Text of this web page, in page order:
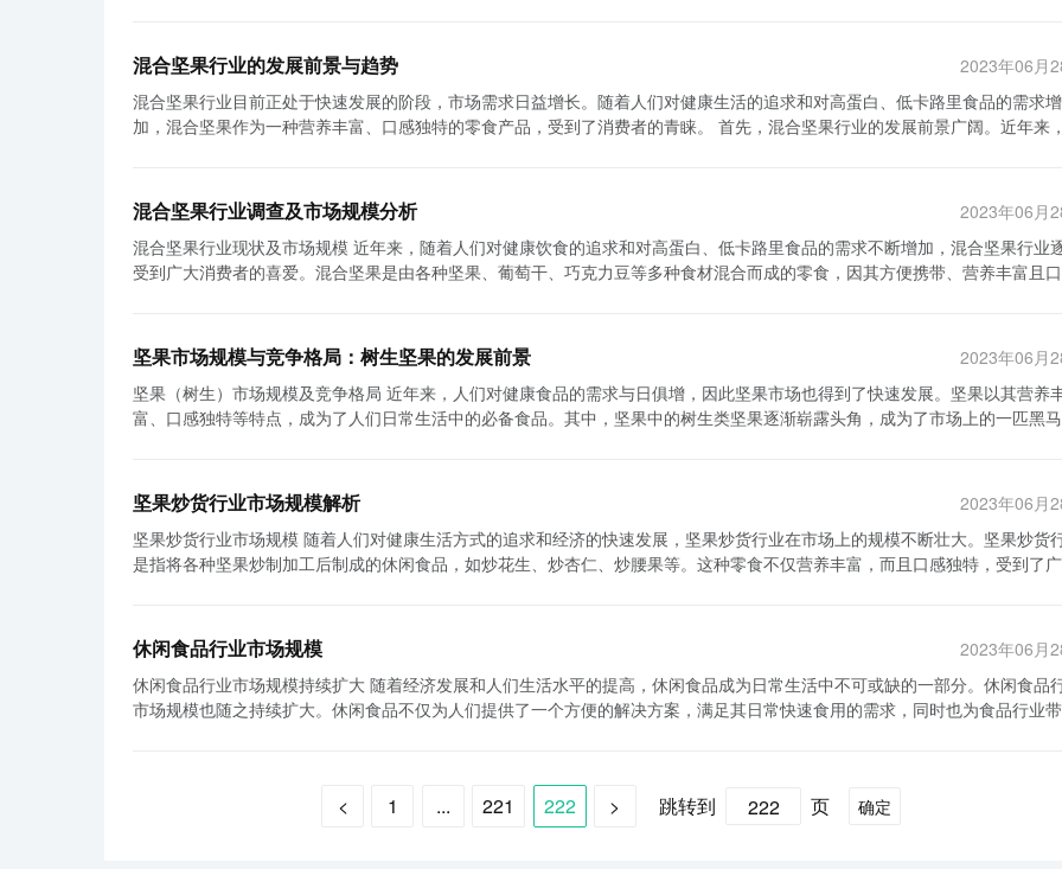
者需求，实现可持续发展。
行营销推广，不断扩大市场份额。此外，坚果龙头企业还注重渠道拓展和品牌合作，积极开展促销活动和品牌推广，提高市场
力。他们将传统的销售渠道和线上线下结合，实现了销售的多元化和全渠道覆盖。 最后，供应链管理是坚果龙头企业竞争实力的重
要保障。这些企业注重供应链整合和协同，建立高效的供应链网络。他们与供应商建立长期稳定的合作关系，保证原材料的质量
供应的稳定性。同时，他们也不断优化物流配送，提高产品的运输效率和服务水平。这种完善的供应链管理使得坚果龙头企业
强自身的竞争力，进一步稳固其在行业中的领导地位。同时，其他企业也将不断努力提升自身的竞争实力，推动整个坚果行业
陈出新才能保持竞争力。另一方面，混合坚果行业也面临着来自其他种类零食的竞争，如薯片、饼干等。这些零食与混合坚果相
比，具有更多的品类和更具成本优势，所以常常成为消费者的替代选择。 其次，混合坚果行业的竞争均衡程度较高。目前市场上存
在多个知名品牌，如五谷道场、夏威夷果等，它们以不同的口味、包装和价格来吸引消费者。这种竞争均衡意味着消费者有更多
选择，同时也使得品牌之间难以建立明显的差异化优势。因此，品牌的核心竞争力往往集中在产品质量和口味的研发上，以及
随着电商行业的迅速崛起，越来越多的消费者习惯于通过网上购物，这为混合坚果品牌提供了更广阔的销售渠道。最后，创新
的不断推出将为行业带来新的增长点。消费者对多样化口味和质量的要求不断提高，只有不断创新，推出具有差异化竞争力的产
品，才能在竞争中保持优势。 综上所述，混合坚果行业目前竞争激烈，但竞争格局相对均衡。未来，混合坚果行业有望继续保持快
速增长的态势。要在竞争中占据一席之地，品牌需要注重产品质量和口味的研发，与渠道合作伙伴加强合作。同时，创新和差
混合坚果行业的发展前景与趋势
2023年06月
混合坚果行业目前正处于快速发展的阶段，市场需求日益增长。随着人们对健康生活的追求和对高蛋白、低卡路里食品的需求增
加，混合坚果作为一种营养丰富、口感独特的零食产品，受到了消费者的青睐。 首先，混合坚果行业的发展前景广阔。近年来，随
其受欢迎的原因之一，不同种类的坚果搭配在一起，既增加了口感的层次感，也丰富了消费者的选择。 其次，混合坚果行业存在一
些发展趋势。首先，消费者对于混合坚果的健康性要求越来越高。人们对于食品安全和营养健康的关注度提高，对于无添加剂
糖低盐的混合坚果产品的需求不断增加。因此，未来的发展趋势之一是推出更加健康、天然的混合坚果产品。 此外，混合坚果行业
还面临着市场细分的趋势。随着消费者的需求多样化，市场上出现了一些专注于特定人群的混合坚果品牌，如面向女性、面向儿
供个性化的产品和服务。电商销售还可以实现更广泛的覆盖，突破地域限制，拓展销售渠道。 然而，混合坚果行业也面临着一些挑
战。首先，市场竞争激烈。随着行业的发展，市场上涌现了许多混合坚果品牌，竞争压力不断增大。企业需要通过不断创新，提
产品品质和口感，建立独特的品牌形象，才能在激烈的竞争中取胜。 其次，原材料成本上升是另一个挑战。混合坚果的主要原材料
是各种坚果，不同品种的坚果价格波动较大。另外，季节因素也会影响原材料价格。因此，企业需要灵活应对市场波动，合理
争和原材料价格的挑战，实现可持续发展。
混合坚果行业调查及市场规模分析
2023年06月
混合坚果行业现状及市场规模 近年来，随着人们对健康饮食的追求和对高蛋白、低卡路里食品的需求不断增加，混合坚果行业逐渐
受到广大消费者的喜爱。混合坚果是由各种坚果、葡萄干、巧克力豆等多种食材混合而成的零食，因其方便携带、营养丰富且
果产品不仅丰富了坚果的种类和口感，而且能够提供多种营养物质，满足人们日常所需。消费者通过选购混合坚果产品，不仅
享受到丰富的口味体验，还能摄入多种营养物质，满足自身需求。 目前，混合坚果行业已经取得了较大的市场规模。根据市场调研
数据显示，混合坚果的市场规模在逐年增加，预计未来几年仍将保持高速增长势头。混合坚果行业的市场规模主要受到人们对健
饮食的追求、快节奏生活的需求以及年轻人对时尚零食的消费影响。另外，随着混合坚果产品不断创新和提升消费者的购买力
的生产大国，具备得天独厚的资源和技术优势。中国的混合坚果产品在国际市场的竞争中具有一定的优势，已经成为海外消费
买的热门产品之一。同时，国际市场对于健康零食的需求也逐渐增加，混合坚果作为一种兼具健康和美味的零食，具有较大的发
潜力。 在未来，混合坚果行业还将面临一些挑战。首先，近年来食品安全问题频发，消费者对于食品的安全和质量要求越来越高，
混合坚果企业需要加强自身的质量控制体系，提高产品的品质和安全性。其次，混合坚果行业的市场竞争也将日趋激烈，企业
不断扩大。混合坚果产品通过多样化、营养丰富和方便携带等特点吸引了越来越多的消费者。随着人们对健康零食的追求和生
品牌形象和市场创新，以确保自身的竞争力和发展潜力。
坚果市场规模与竞争格局：树生坚果的发展前景
2023年06月
坚果（树生）市场规模及竞争格局 近年来，人们对健康食品的需求与日俱增，因此坚果市场也得到了快速发展。坚果以其营养丰
富、口感独特等特点，成为了人们日常生活中的必备食品。其中，坚果中的树生类坚果逐渐崭露头角，成为了市场上的一匹黑
首选。据市场研究报告显示，2019年全球坚果市场总规模超过1500亿美元，其中树生类坚果占据了相当大的份额。中国作为全
最大的坚果消费市场，树生类坚果的市场规模也在不断扩大。特别是在近几年，随着人们更加注重健康和养生，树生类坚果市
现出了爆发式增长的态势。 其次，我们来分析一下坚果（树生）市场的竞争格局。随着市场规模的扩大，坚果（树生）行业也越来
越受到资本的关注。很多企业纷纷涌入这个行业，推出了各种各样的坚果产品。作为一种食品类别，坚果（树生）行业的竞争
己的品牌形象，争取更多的市场份额。 在品质方面，消费者对于坚果产品的口感和品质要求越来越高。一方面，坚果企业需要确保
其产品的新鲜度和口感，以满足消费者的需求。另一方面，坚果企业还需要关注产品安全和质检问题，保证产品质量达到标准。 在
价格方面，不同企业的产品价格差异较大。一些高端品牌产品价格相对较高，而一些平价品牌则以价格优势吸引消费者。消费
根据自身的消费能力和需求来选择适合自己的产品。 此外，坚果（树生）行业还面临着来自其他竞争对手的挑战。例如，水果干、
选择。未来，坚果（树生）行业的竞争将更加激烈，企业需要加强品牌建设、提高产品质量和不断创新，才能在市场中获得更大
份额。而消费者也将有更多的选择，可以根据自身需求选择适合自己的坚果产品。
坚果炒货行业市场规模解析
2023年06月
坚果炒货行业市场规模 随着人们对健康生活方式的追求和经济的快速发展，坚果炒货行业在市场上的规模不断壮大。坚果炒货行业
是指将各种坚果炒制加工后制成的休闲食品，如炒花生、炒杏仁、炒腰果等。这种零食不仅营养丰富，而且口感独特，受到了
可以作为其他食品的配料，比如点心、甜品等。而且，坚果炒货行业还可以结合其他食材进行创新，推出各种味道和口味的坚
货，满足了大众对不同口味的需求。 其次，坚果炒货行业的市场受到了年轻人的青睐。随着经济的快速发展，人们生活水平的提
高，对生活品质的追求也日益增加，对于健康零食的需求也越来越大。坚果炒货行业正好满足了年轻人对于健康零食的需求，
坚果炒货不仅口感独特，而且富含高蛋白、高纤维、高维生素等营养成分，是一种健康、养颜的休闲零食。此外，坚果炒货行
的加工技术，将坚果加工成炒货，不仅可以增加农民的收入，还可以促进当地的农村经济发展。此外，坚果炒货行业还可以通过
村电商等渠道将产品输送到城市市场，拓宽销售渠道，提升品牌影响力。 最后，坚果炒货行业的市场发展潜力巨大。随着人们对健
休闲食品行业市场规模
2023年06月
休闲食品行业市场规模持续扩大 随着经济发展和人们生活水平的提高，休闲食品成为日常生活中不可或缺的一部分。休闲食品行业
市场规模也随之持续扩大。休闲食品不仅为人们提供了一个方便的解决方案，满足其日常快速食用的需求，同时也为食品行业
再局限于简单的口感和方便度，还追求更健康、营养的食品。休闲食品行业为了满足这一需求，不断研发出更加健康、低糖、低
的产品。消费者对于这些更具营养价值的休闲食品的需求不断增加，从而推动了市场规模的扩大。 此外，并不仅仅是在国内，休闲
< 1 ... 221 222 > 跳转到 页 确定